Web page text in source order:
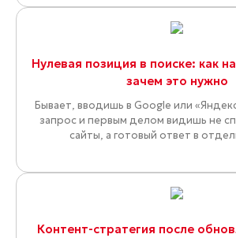
Нулевая позиция в поиске: как
зачем это нужно
Бывает, вводишь в Google или
запрос и первым делом видишь не
сайты, а готовый ответ в
Контент-стратегия после